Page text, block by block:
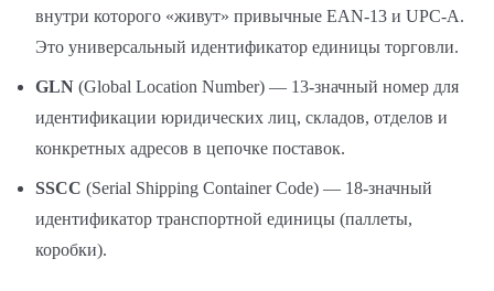
внутри которого «живут» привычные EAN-13 и UPC-A.
Это универсальный идентификатор единицы торговли.
GLN (Global Location Number) — 13-значный номер для
идентификации юридических лиц, складов, отделов и
конкретных адресов в цепочке поставок.
SSCC (Serial Shipping Container Code) — 18-значный
идентификатор транспортной единицы (паллеты,
коробки).